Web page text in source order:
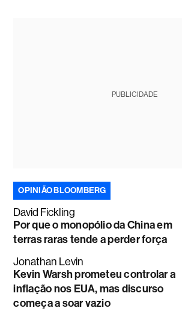
PUBLICIDADE
OPINIÃO BLOOMBERG
David Fickling
Por que o monopólio da China em
terras raras tende a perder força
Jonathan Levin
Kevin Warsh prometeu controlar a
inflação nos EUA, mas discurso
começa a soar vazio